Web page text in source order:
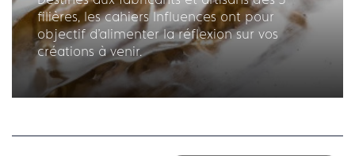
filières, les cahiers Influences ont pour
objectif d'alimenter la réflexion sur vos
créations à venir.